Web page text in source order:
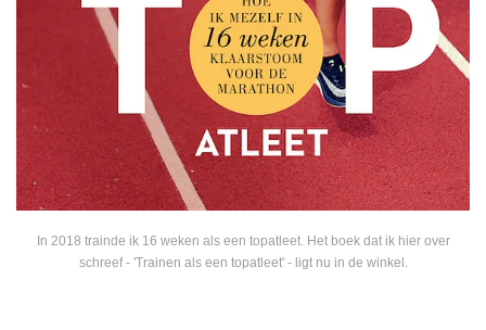
In 2018 trainde ik 16 weken als een topatleet. Het boek dat ik hier over
schreef - 'Trainen als een topatleet' - ligt nu in de winkel.